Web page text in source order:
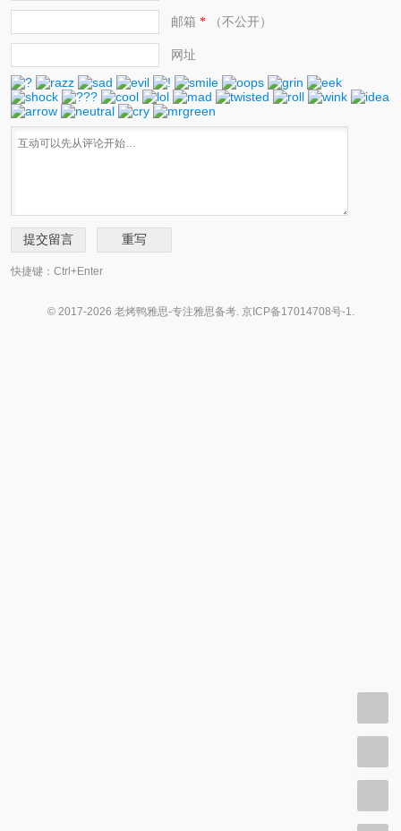
邮箱 *（不公开）
网址
快捷键：Ctrl+Enter
© 2017-2026 老烤鸭雅思-专注雅思备考. 京ICP备17014708号-1.